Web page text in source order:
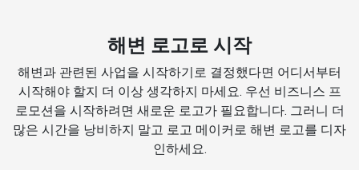
해변 로고로 시작
해변과 관련된 사업을 시작하기로 결정했다면 어디서부터
시작해야 할지 더 이상 생각하지 마세요. 우선 비즈니스 프
로모션을 시작하려면 새로운 로고가 필요합니다. 그러니 더
많은 시간을 낭비하지 말고 로고 메이커로 해변 로고를 디자
인하세요.